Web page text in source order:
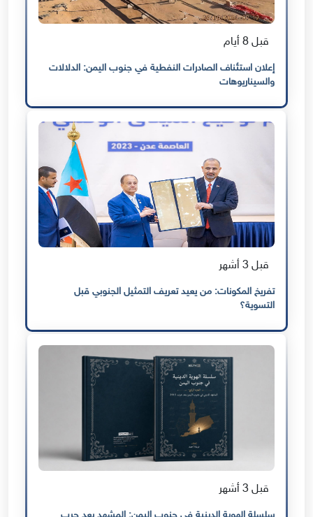
قبل 8 أيام
إعلان استئناف الصادرات النفطية في جنوب اليمن: الدلالات
والسيناريوهات
قبل 3 أشهر
تفريخ المكونات: من يعيد تعريف التمثيل الجنوبي قبل
التسوية؟
قبل 3 أشهر